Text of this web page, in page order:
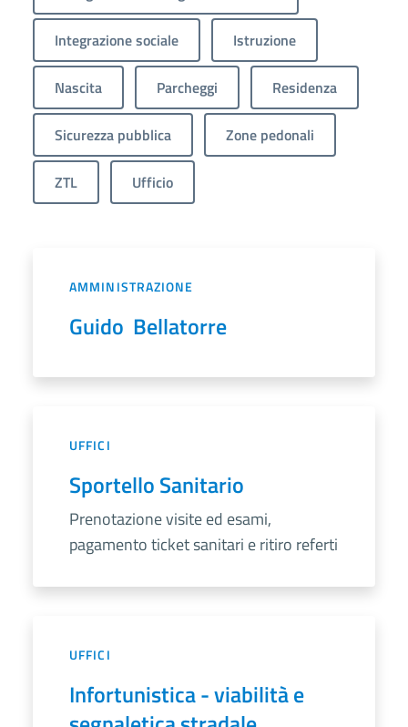
Integrazione sociale Istruzione
Nascita Parcheggi Residenza
Sicurezza pubblica Zone pedonali
ZTL Ufficio
AMMINISTRAZIONE
Guido Bellatorre
UFFICI
Sportello Sanitario
Prenotazione visite ed esami,
pagamento ticket sanitari e ritiro referti
UFFICI
Infortunistica - viabilità e